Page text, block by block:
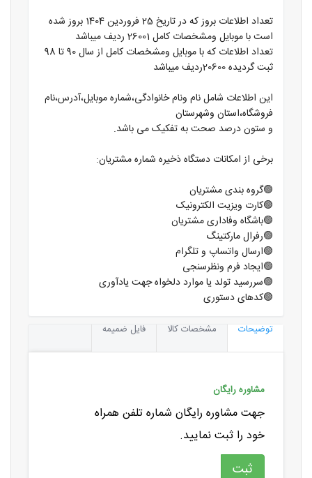
تعداد اطلاعات بروز که در تاریخ 25 فروردین 1404 بروز شده
است با موبایل ومشخصات کامل 26001 ردیف میباشد
تعداد اطلاعات که با موبایل ومشخصات کامل از سال 90 تا 98
ثبت گردیده 20600ردیف میباشد
این اطلاعات شامل نام ونام خانوادگی،شماره موبایل،آدرس،نام
فروشگاه،استان وشهرستان
و ستون درصد صحت به تفکیک می باشد.
برخی از امکانات دستگاه ذخیره شماره مشتریان:
🟢گروه بندی مشتریان
🟢کارت ویزیت الکترونیک
🟢باشگاه وفاداری مشتریان
🟢رفرال مارکتینگ
🟢ارسال واتساپ و تلگرام
🟢ایجاد فرم ونظرسنجی
🟢سررسید تولد یا موارد دلخواه جهت یادآوری
🟢کدهای دستوری
توضیحات مشخصات کالا فایل ضمیمه
مشاوره رایگان
جهت مشاوره رایگان شماره تلفن همراه
خود را ثبت نمایید.